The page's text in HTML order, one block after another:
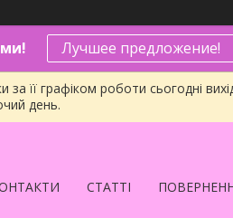
Лучшее предложение!
її графіком роботи сьогодні
день.
СТАТТІ